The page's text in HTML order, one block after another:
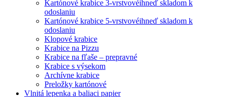
Kartónové krabice 3-vrstvovéihneď skladom k
odoslaniu
Kartónové krabice 5-vrstvovéihneď skladom k
odoslaniu
Klopové krabice
Krabice na Pizzu
Krabice na fľaše – prepravné
Krabice s výsekom
Archívne krabice
Preložky kartónové
Vlnitá lepenka a baliaci papier